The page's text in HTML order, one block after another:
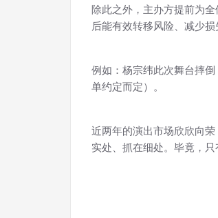
除此之外，主办方提前为
后能有效转移风险、减少损
例如：杨宗纬此次舞台摔
单约定而定）。
近两年的演出市场欣欣向
实处、抓在细处。毕竟，